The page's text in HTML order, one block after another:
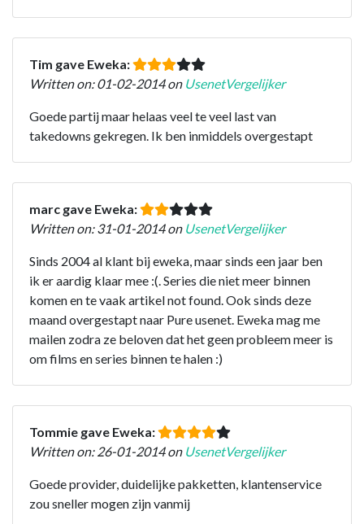
Tim gave Eweka:
Written on: 01-02-2014 on UsenetVergelijker
Goede partij maar helaas veel te veel last van
takedowns gekregen. Ik ben inmiddels overgestapt
marc gave Eweka:
Written on: 31-01-2014 on UsenetVergelijker
Sinds 2004 al klant bij eweka, maar sinds een jaar ben
ik er aardig klaar mee :(. Series die niet meer binnen
komen en te vaak artikel not found. Ook sinds deze
maand overgestapt naar Pure usenet. Eweka mag me
mailen zodra ze beloven dat het geen probleem meer is
om films en series binnen te halen :)
Tommie gave Eweka:
Written on: 26-01-2014 on UsenetVergelijker
Goede provider, duidelijke pakketten, klantenservice
zou sneller mogen zijn vanmij